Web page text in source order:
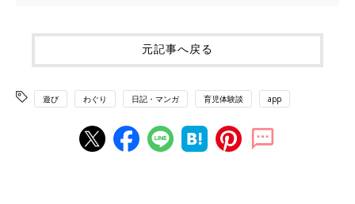
元記事へ戻る
遊び わぐり 日記・マンガ 育児体験談 app